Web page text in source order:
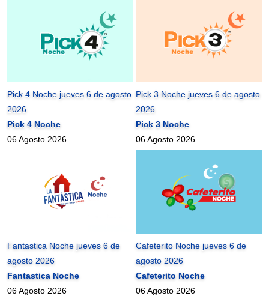
Pick 4 Noche jueves 6 de agosto
2026
Pick 4 Noche
06 Agosto 2026
Pick 3 Noche jueves 6 de agosto
2026
Pick 3 Noche
06 Agosto 2026
Fantastica Noche jueves 6 de
agosto 2026
Fantastica Noche
06 Agosto 2026
Cafeterito Noche jueves 6 de
agosto 2026
Cafeterito Noche
06 Agosto 2026